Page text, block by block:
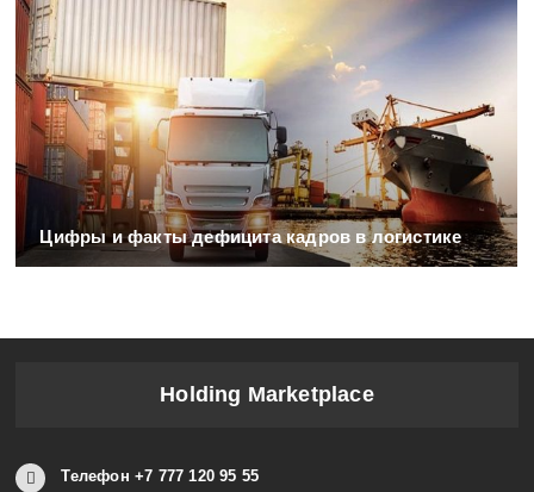
Цифры и факты дефицита кадров в логистике
Holding Marketplace
Телефон +7 777 120 95 55